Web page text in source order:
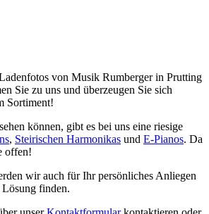
von Musik Rumberger in Prutting
Sie zu uns und überzeugen Sie sich
Sortiment!
können, gibt es bei uns eine riesige
, Steirischen Harmonikas und E-Pianos. Da
offen!
wir auch für Ihr persönliches Anliegen
Lösung finden.